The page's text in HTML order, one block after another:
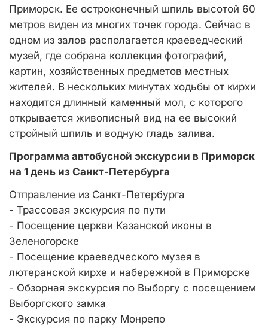
Приморск. Ее остроконечный шпиль высотой 60
метров виден из многих точек города. Сейчас в
одном из залов располагается краеведческий
музей, где собрана коллекция фотографий,
картин, хозяйственных предметов местных
жителей. В нескольких минутах ходьбы от кирхи
находится длинный каменный мол, с которого
открывается живописный вид на ее высокий
стройный шпиль и водную гладь залива.
Программа автобусной экскурсии в Приморск
на 1 день из Санкт-Петербурга
Отправление из Санкт-Петербурга
- Трассовая экскурсия по пути
- Посещение церкви Казанской иконы в
Зеленогорске
- Посещение краеведческого музея в
лютеранской кирхе и набережной в Приморске
- Обзорная экскурсия по Выборгу с посещением
Выборгского замка
- Экскурсия по парку Монрепо